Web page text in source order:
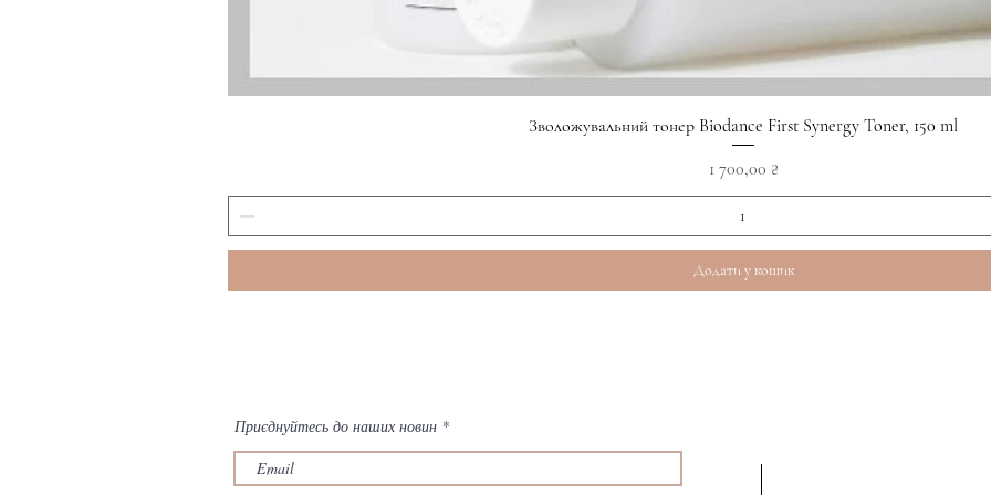
Швидкий перегляд
Зволожувальний тонер Biodance First Synergy Toner, 150 ml
Ціна
1 700,00 ₴
Додати у кошик
Приєднуйтесь до наших новин